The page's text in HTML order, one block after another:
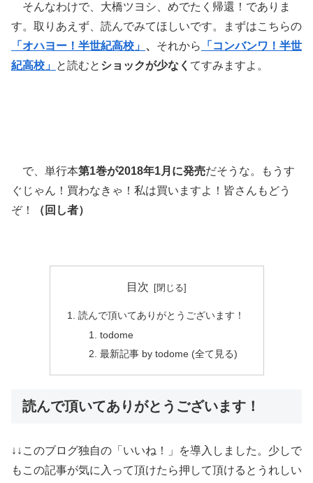
そんなわけで、大橋ツヨシ、めでたく帰還！でありま
す。取りあえず、読んでみてほしいです。まずはこちらの
「オハヨー！半世紀高校」 、 それから
「コンバンワ！半世
紀高校」 と読むと ショックが少なく てすみますよ。
で、単行本第1巻が2018年1月に発売だそうな。もうす
ぐじゃん！買わなきゃ！私は買いますよ！皆さんもどう
ぞ！
（回し者）
目次
読んで頂いてありがとうございます！
todome
最新記事 by todome (全て見る)
読んで頂いてありがとうございます！
↓↓このブログ独自の「いいね！」を導入しました。少しで
もこの記事が気に入って頂けたら押して頂けるとうれしい